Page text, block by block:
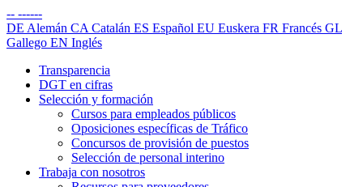
-- ------
DE Alemán CA Catalán ES Español EU Euskera FR Francés GL
Gallego EN Inglés
Transparencia
DGT en cifras
Selección y formación
Cursos para empleados públicos
Oposiciones específicas de Tráfico
Concursos de provisión de puestos
Selección de personal interino
Trabaja con nosotros